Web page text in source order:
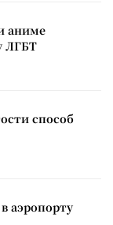
аниме
ЛГБТ
способ
аэропорту